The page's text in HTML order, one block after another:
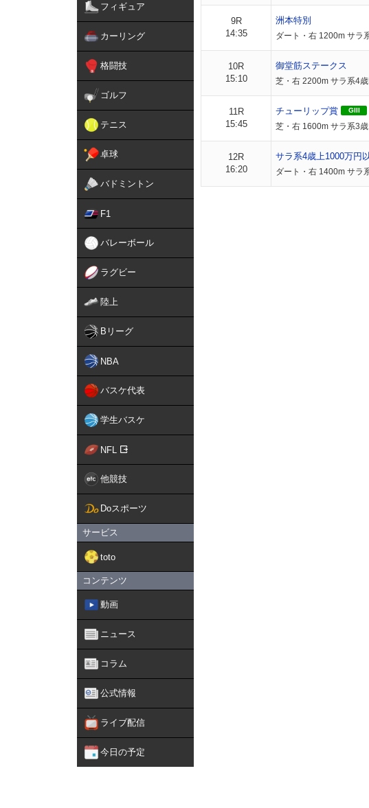
フィギュア
カーリング
格闘技
ゴルフ
テニス
卓球
バドミントン
F1
バレーボール
ラグビー
陸上
Bリーグ
NBA
バスケ代表
学生バスケ
NFL
他競技
Doスポーツ
サービス
toto
コンテンツ
動画
ニュース
コラム
公式情報
ライブ配信
今日の予定
9R
14:35
洲本特別
ダート・右 1200m サラ
10R
15:10
御堂筋ステークス
芝・右 2200m サラ系4
11R
15:45
チューリップ賞 GIII
芝・右 1600m サラ系3
12R
16:20
サラ系4歳上1000万円
ダート・右 1400m サラ